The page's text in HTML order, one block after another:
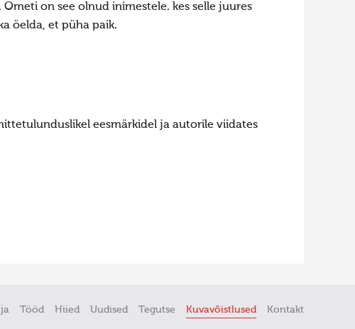
on see olnud inimestele. kes selle juures
öelda, et püha paik.
eesmärkidel ja autorile viidates
Tööd Hiied Uudised Tegutse Kuvavõistlused Kontakt